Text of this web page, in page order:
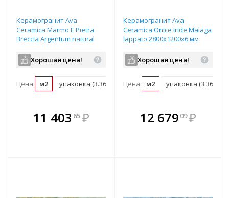
Керамогранит Ava
Ceramica Marmo E Pietra
Breccia Argentum natural
плитка 163012
Хорошая цена!
Цена: м2 упаковка (3.36 м2)
11 403 65 ₽
В комплекте
всегда выгоднее!
Керамогранит Ava
Ceramica Onice Iride Malaga
lappato 2800х1200х6 мм
Хорошая цена!
Цена: м2 упаковка (3.36 м2)
В комплекте
всегда выгоднее!
12 679 09 ₽